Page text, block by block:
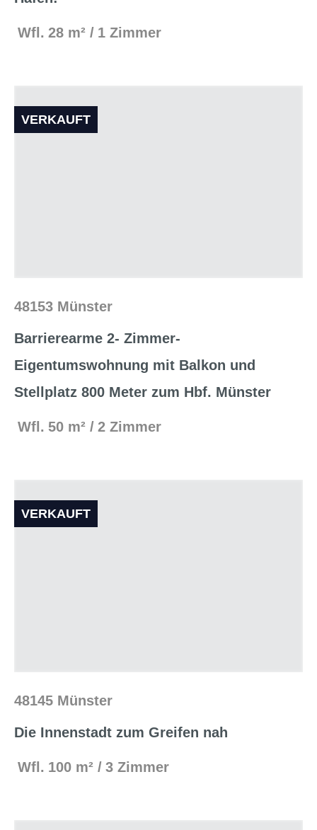
Wfl. 28 m² 1 Zimmer
VERKAUFT
48153 Münster
Barrierearme 2- Zimmer-
Eigentumswohnung mit Balkon und
Stellplatz 800 Meter zum Hbf. Münster
Wfl. 50 m² 2 Zimmer
VERKAUFT
48145 Münster
Die Innenstadt zum Greifen nah
Wfl. 100 m² 3 Zimmer